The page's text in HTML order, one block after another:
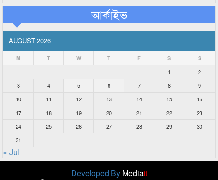
আর্কাইভ
AUGUST 2026
M T W T F S S
1
2
3
4 5 6 7 8
9
10
11 12 13 14 15
16
17
18 19 20 21 22
23
24
25 26 27 28 29
30
31
« Jul
Developed By Mediait